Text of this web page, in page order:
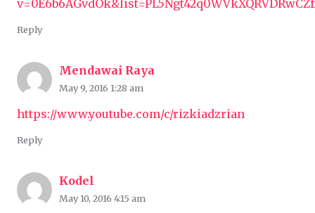
Reply
Mendawai Raya
May 9, 2016 1:28 am
https://www.youtube.com/c/rizkiadzrian
Reply
Kodel
May 10, 2016 4:15 am